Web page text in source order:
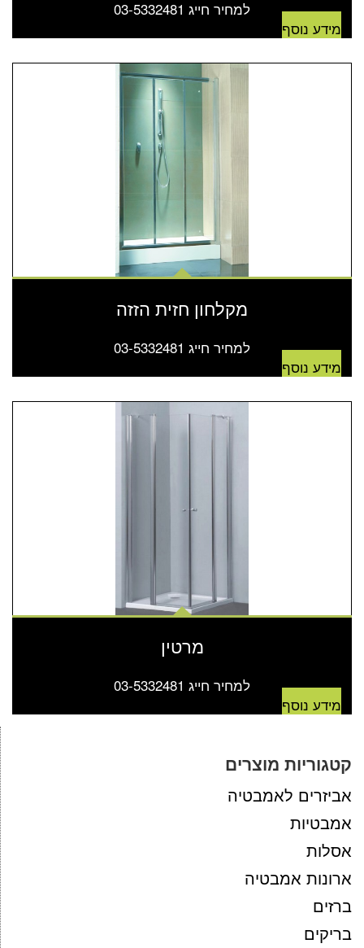
למחיר חייג 03-5332481
מידע נוסף
מקלחון חזית הזזה
למחיר חייג 03-5332481
מידע נוסף
מרטין
למחיר חייג 03-5332481
מידע נוסף
קטגוריות מוצרים
אביזרים לאמבטיה
אמבטיות
אסלות
ארונות אמבטיה
ברזים
בריקים